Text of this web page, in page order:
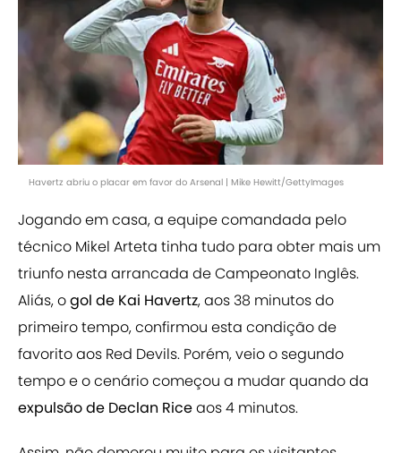
Havertz abriu o placar em favor do Arsenal | Mike Hewitt/GettyImages
Jogando em casa, a equipe comandada pelo
técnico Mikel Arteta tinha tudo para obter mais um
triunfo nesta arrancada de Campeonato Inglês.
Aliás, ogol de Kai Havertz, aos 38 minutos do
primeiro tempo, confirmou esta condição de
favorito aos Red Devils. Porém, veio o segundo
tempo e o cenário começou a mudar quando da
expulsão de Declan Riceaos 4 minutos.